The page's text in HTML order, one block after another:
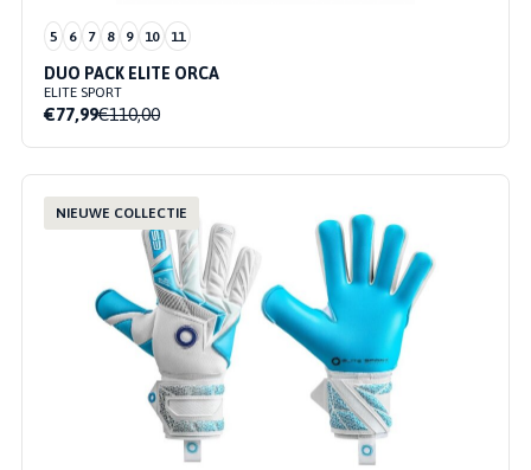
5 6 7 8 9 10 11
DUO PACK ELITE ORCA
ELITE SPORT
€77,99€110,00
NIEUWE COLLECTIE